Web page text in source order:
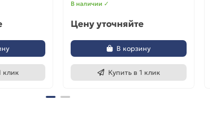
клик
В наличии ✓
Цену уточняйте
В корзину
Купить в 1 клик